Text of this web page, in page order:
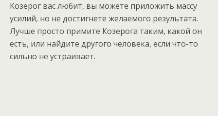
Козерог вас любит, вы можете приложить массу
усилий, но не достигнете желаемого результата.
Лучше просто примите Козерога таким, какой он
есть, или найдите другого человека, если что-то
сильно не устраивает.